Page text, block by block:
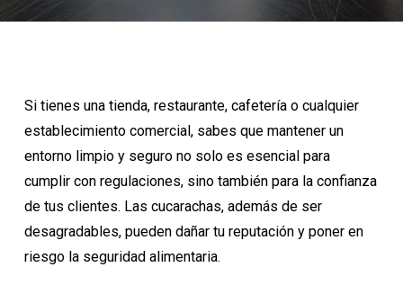
Si tienes una tienda, restaurante, cafetería o cualquier
establecimiento comercial, sabes que mantener un
entorno limpio y seguro no solo es esencial para
cumplir con regulaciones, sino también para la confianza
de tus clientes. Las cucarachas, además de ser
desagradables, pueden dañar tu reputación y poner en
riesgo la seguridad alimentaria.